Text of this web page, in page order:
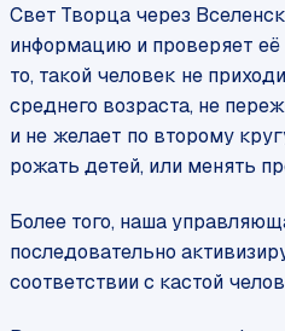
Свет Творца через
информацию и проверяет её
то, такой человек не
среднего возраста, не
и не желает по второму
рожать детей, или менять
Более того, наша
последовательно
соответствии с кастой